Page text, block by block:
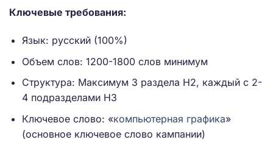
Ключевые требования:
Язык: русский (100%)
Объем слов: 1200-1800 слов минимум
Структура: Максимум 3 раздела H2, каждый с 2-
4 подразделами H3
Ключевое слово: «компьютерная графика»
(основное ключевое слово кампании)